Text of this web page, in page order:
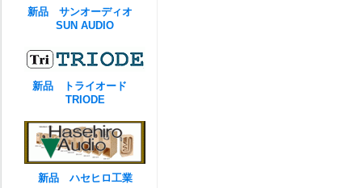
新品 サンオーディオ
SUN AUDIO
新品 トライオード
TRIODE
新品 ハセヒロ工業